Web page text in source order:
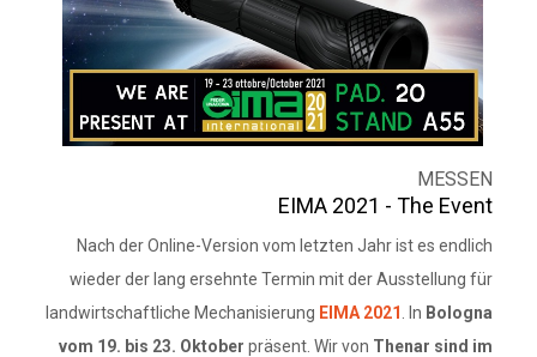
MESSEN
EIMA 2021 - The Event
Nach der Online-Version vom letzten Jahr ist es endlich
wieder der lang ersehnte Termin mit der Ausstellung für
landwirtschaftliche Mechanisierung EIMA 2021 . In Bologna
vom 19. bis 23. Oktober präsent. Wir von Thenar sind im